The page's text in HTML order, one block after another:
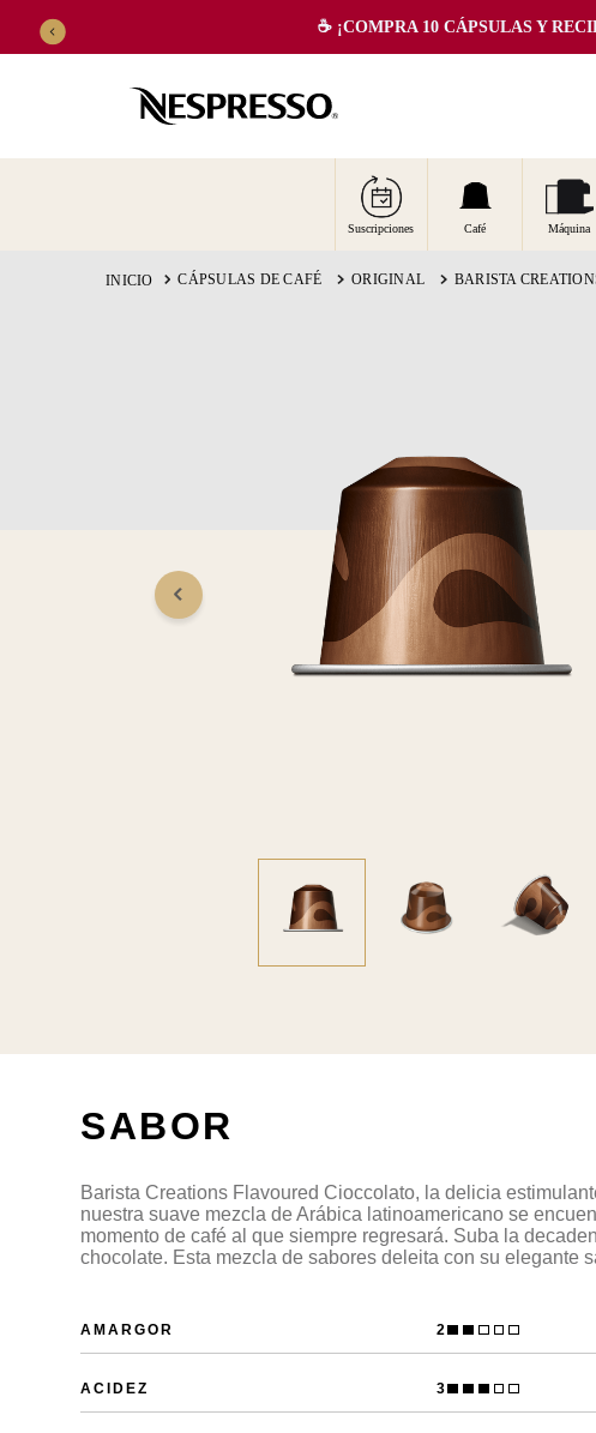
☕️ ¡COMPRA 10 CÁPSULAS Y
Suscripciones Café Máquina
CÁPSULAS DE CAFÉ ORIGINAL BARISTA
SABOR
Barista Creations Flavoured Cioccolato, la delicia
nuestra suave mezcla de Arábica latinoamericano se
momento de café al que siempre regresará. Suba la
chocolate. Esta mezcla de sabores deleita con su elegante
AMARGOR 2
ACIDEZ 3